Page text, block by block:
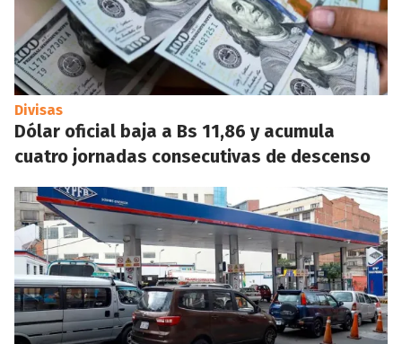
Divisas
Dólar oficial baja a Bs 11,86 y acumula
cuatro jornadas consecutivas de descenso